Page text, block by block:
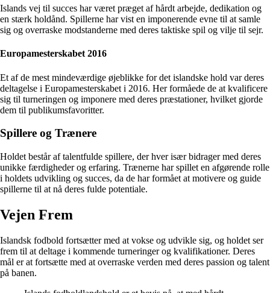
Islands vej til succes har været præget af hårdt arbejde, dedikation og
en stærk holdånd. Spillerne har vist en imponerende evne til at samle
sig og overraske modstanderne med deres taktiske spil og vilje til sejr.
Europamesterskabet 2016
Et af de mest mindeværdige øjeblikke for det islandske hold var deres
deltagelse i Europamesterskabet i 2016. Her formåede de at kvalificere
sig til turneringen og imponere med deres præstationer, hvilket gjorde
dem til publikumsfavoritter.
Spillere og Trænere
Holdet består af talentfulde spillere, der hver især bidrager med deres
unikke færdigheder og erfaring. Trænerne har spillet en afgørende rolle
i holdets udvikling og succes, da de har formået at motivere og guide
spillerne til at nå deres fulde potentiale.
Vejen Frem
Islandsk fodbold fortsætter med at vokse og udvikle sig, og holdet ser
frem til at deltage i kommende turneringer og kvalifikationer. Deres
mål er at fortsætte med at overraske verden med deres passion og talent
på banen.